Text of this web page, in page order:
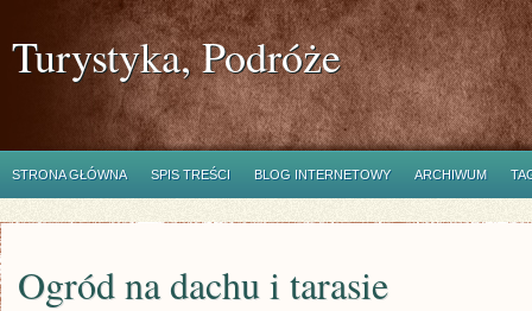
Turystyka, Podróże
STRONA GŁÓWNA SPIS TREŚCI BLOG INTERNETOWY ARCHIWUM
Ogród na dachu i tarasie